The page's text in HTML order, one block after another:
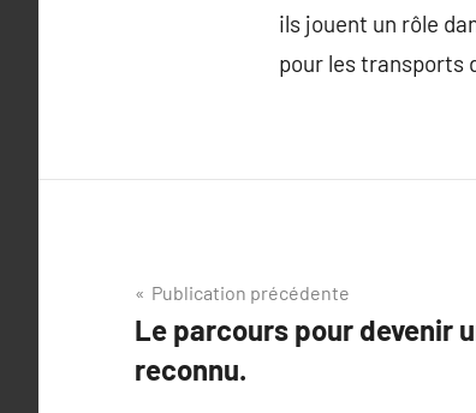
ils jouent un rôle
pour les transports
Navigation
de
l’article
Publication précédente
Le parcours pour devenir
reconnu.